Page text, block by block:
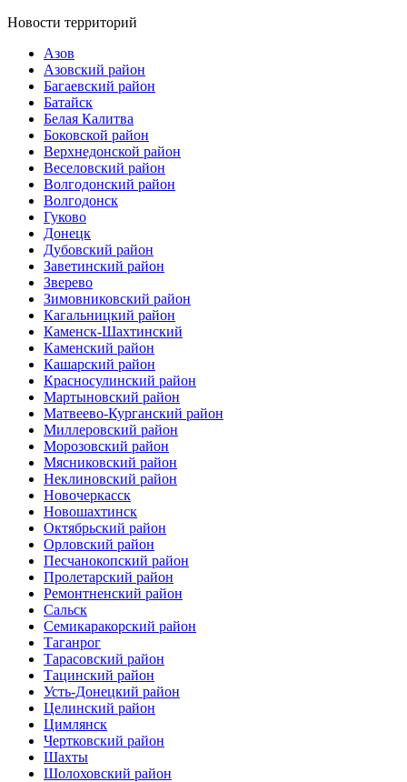
Новости территорий
Азов
Азовский район
Багаевский район
Батайск
Белая Калитва
Боковской район
Верхнедонской район
Веселовский район
Волгодонский район
Волгодонск
Гуково
Донецк
Дубовский район
Заветинский район
Зверево
Зимовниковский район
Кагальницкий район
Каменск-Шахтинский
Каменский район
Кашарский район
Красносулинский район
Мартыновский район
Матвеево-Курганский район
Миллеровский район
Морозовский район
Мясниковский район
Неклиновский район
Новочеркасск
Новошахтинск
Октябрьский район
Орловский район
Песчанокопский район
Пролетарский район
Ремонтненский район
Сальск
Семикаракорский район
Таганрог
Тарасовский район
Тацинский район
Усть-Донецкий район
Целинский район
Цимлянск
Чертковский район
Шахты
Шолоховский район